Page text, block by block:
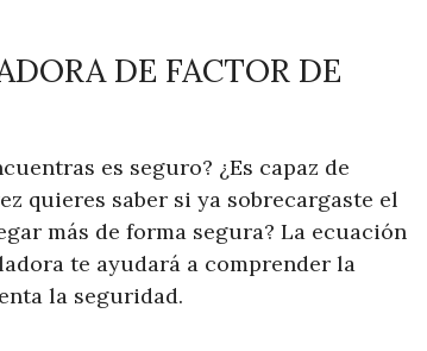
DE FACTOR DE
es seguro? ¿Es capaz de
quieres saber si ya sobrecargaste el
más de forma segura? La ecuación
te ayudará a comprender la
la seguridad.